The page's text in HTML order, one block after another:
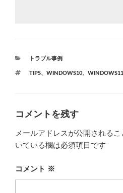
カ
ゴ
トラブル事例
タ
TIPS、 WINDOWS10、 WINDOWS11
コメントを残す
メールアドレスが公開されるこ
いている欄は必須項目です
コメント ※